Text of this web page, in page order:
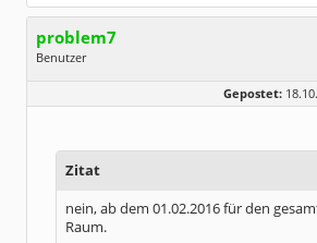
problem7
Benutzer
Alter:
42
Dabei seit:
Gepostet:
Zitat
nein, ab dem 01.02.2016 für den
Raum.